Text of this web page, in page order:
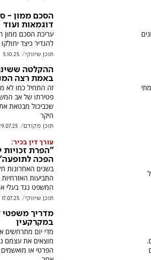
הסכם ממון -
דוגמאות ועוד
עריכת הסכם ממון
להגדיר כיצד
תוכן שיווקי 5.10.25
ההקלטה
באמת רצה
זה התחיל כמו לא
פטירתו של אב
שכביכול מבטאת
היקר
תוכן מקודם
עורך דין בכיר:
"הפרת זכויות
הפכה
בשנים האחרונות
התביעות
המשפט נגד בעלי
תוכן שיווקי 17.07.25
מדריך משפטי
במקרקעין
מדי יום מתרחשים
מוצאים את עצמם
הפרטי או